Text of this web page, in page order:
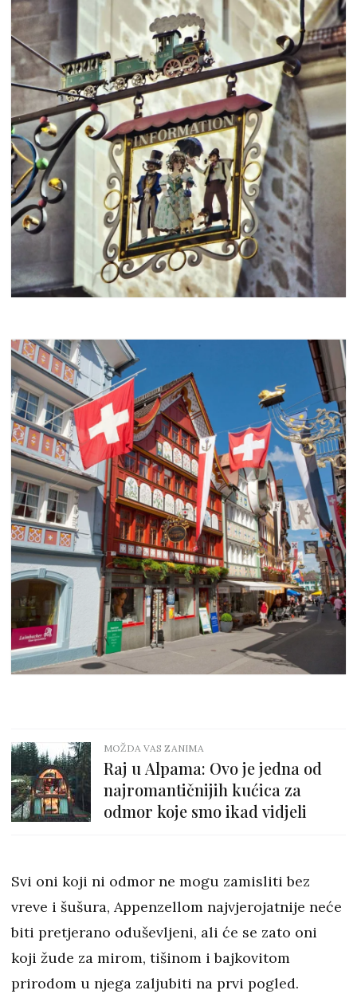
MOŽDA VAS ZANIMA
Raj u Alpama: Ovo je jedna od
najromantičnijih kućica za
odmor koje smo ikad vidjeli
Svi oni koji ni odmor ne mogu zamisliti bez
vreve i šušura, Appenzellom najvjerojatnije neće
biti pretjerano oduševljeni, ali će se zato oni
koji žude za mirom, tišinom i bajkovitom
prirodom u njega zaljubiti na prvi pogled.